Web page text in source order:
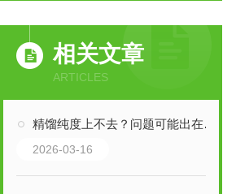
相关文章
ARTICLES
精馏纯度上不去？问题可能出在填料上
2026-03-16